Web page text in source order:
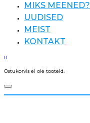
MIKS MEENED?
UUDISED
MEIST
KONTAKT
0
Ostukorvis ei ole tooteid.